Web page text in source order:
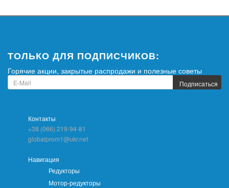
ТОЛЬКО ДЛЯ ПОДПИСЧИКОВ:
Горячие акции, закрытые распродажи и полезные советы
Подписаться
Контакты
+38 (066) 219-94-81
globalprom1@ukr.net
Навигация
Редукторы
Мотор-редукторы